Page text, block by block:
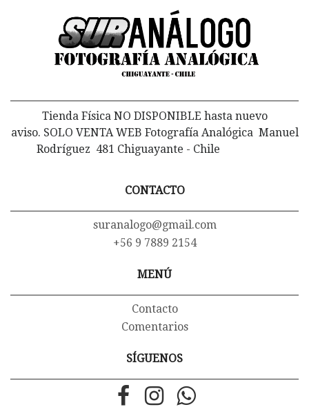
Tienda Física NO DISPONIBLE hasta nuevo
aviso. SOLO VENTA WEB Fotografía Analógica Manuel
Rodríguez 481 Chiguayante - Chile
CONTACTO
suranalogo@gmail.com
+56 9 7889 2154
MENÚ
Contacto
Comentarios
SÍGUENOS